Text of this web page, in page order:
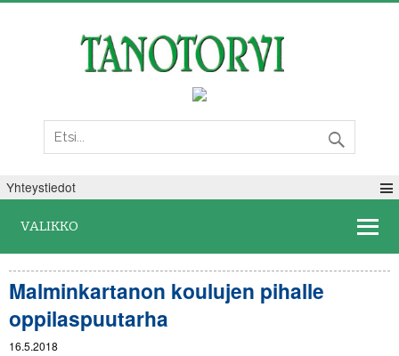
Yhteystiedot
VALIKKO
Malminkartanon koulujen pihalle
oppilaspuutarha
16.5.2018